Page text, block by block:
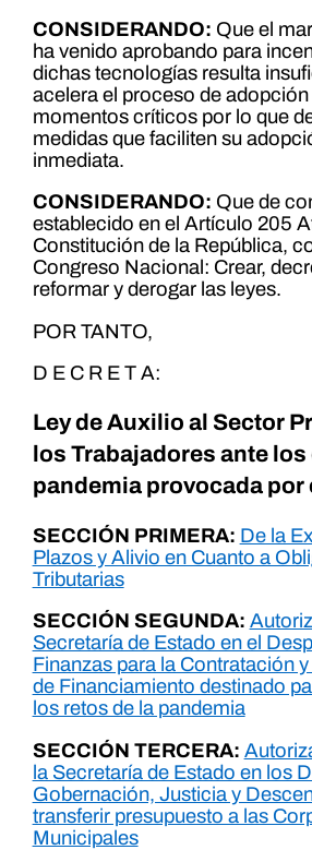
CONSIDERANDO: Que el
ha venido aprobando para
dichas tecnologías resulta
acelera el proceso de
momentos críticos por lo que
medidas que faciliten su
inmediata.
CONSIDERANDO: Que de
establecido en el Artículo 205
Constitución de la República,
Congreso Nacional: Crear,
reformar y derogar las leyes.
POR TANTO,
D E C R E T A:
Ley de Auxilio al Sector
los Trabajadores ante
pandemia provocada por
SECCIÓN PRIMERA: De la
Plazos y Alivio en Cuanto a
Tributarias
SECCIÓN SEGUNDA:
Secretaría de Estado en el
Finanzas para la Contratación
de Financiamiento destinado
los retos de la pandemia
SECCIÓN TERCERA:
la Secretaría de Estado en los
Gobernación, Justicia y
transferir presupuesto a las
Municipales